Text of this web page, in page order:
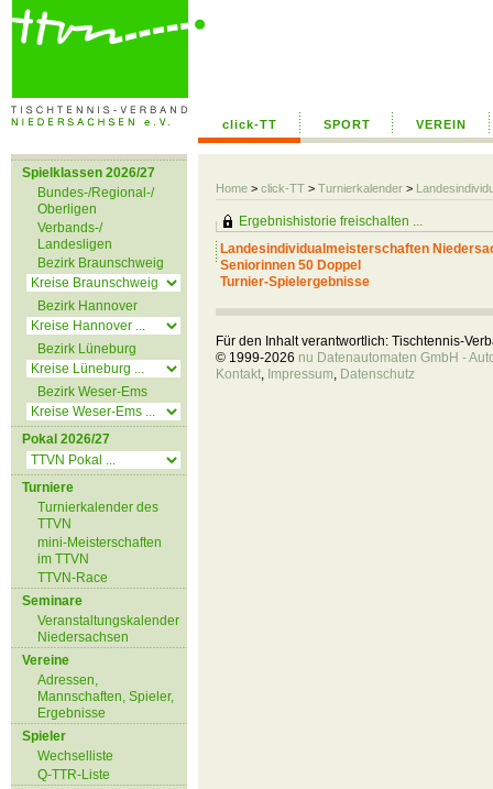
click-TT SPORT VEREIN
Home > click-TT > Turnierkalender >
Spielklassen 2026/27
Bundes-/Regional-/
Oberligen
Verbands-/
Landesligen
Bezirk Braunschweig
Bezirk Hannover
Bezirk Lüneburg
Bezirk Weser-Ems
Pokal 2026/27
Turniere
Turnierkalender des
TTVN
mini-Meisterschaften
im TTVN
TTVN-Race
Seminare
Veranstaltungskalender
Niedersachsen
Vereine
Adressen,
Mannschaften, Spieler,
Ergebnisse
Spieler
Wechselliste
Q-TTR-Liste
Ergebnishistorie freischalten ...
Landesindividualmeisterschaften
Seniorinnen 50 Doppel
Turnier-Spielergebnisse
Für den Inhalt verantwortlich: Tischtennis-
© 1999-2026 nu Datenautomaten GmbH -
Kontakt, Impressum, Datenschutz